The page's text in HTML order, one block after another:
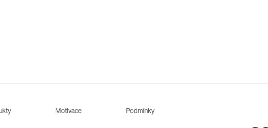
Motivace Podmínky